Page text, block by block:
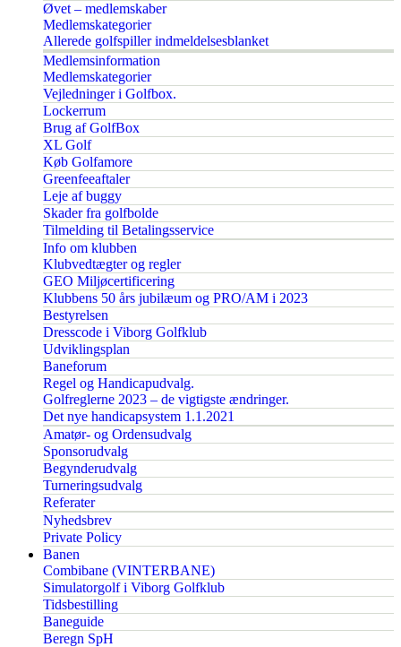
Øvet – medlemskaber
Medlemskategorier
Allerede golfspiller indmeldelsesblanket
Medlemsinformation
Medlemskategorier
Vejledninger i Golfbox.
Lockerrum
Brug af GolfBox
XL Golf
Køb Golfamore
Greenfeeaftaler
Leje af buggy
Skader fra golfbolde
Tilmelding til Betalingsservice
Info om klubben
Klubvedtægter og regler
GEO Miljøcertificering
Klubbens 50 års jubilæum og PRO/AM i 2023
Bestyrelsen
Dresscode i Viborg Golfklub
Udviklingsplan
Baneforum
Regel og Handicapudvalg.
Golfreglerne 2023 – de vigtigste ændringer.
Det nye handicapsystem 1.1.2021
Amatør- og Ordensudvalg
Sponsorudvalg
Begynderudvalg
Turneringsudvalg
Referater
Nyhedsbrev
Private Policy
Banen
Combibane (VINTERBANE)
Simulatorgolf i Viborg Golfklub
Tidsbestilling
Baneguide
Beregn SpH